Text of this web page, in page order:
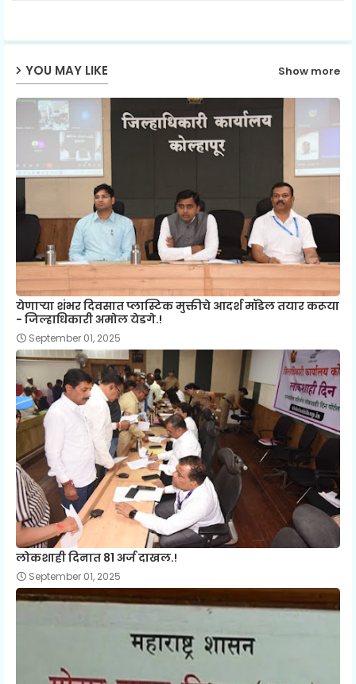
p
YOU MAY LIKE Show more
येणाऱ्या शंभर दिवसात प्लास्टिक मुक्तीचे आदर्श मॉडेल तयार करूया
- जिल्हाधिकारी अमोल येडगे.!
September 01, 2025
लोकशाही दिनात 81 अर्ज दाखल.!
September 01, 2025